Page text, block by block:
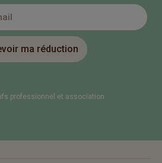
ma réduction
professionnel et association